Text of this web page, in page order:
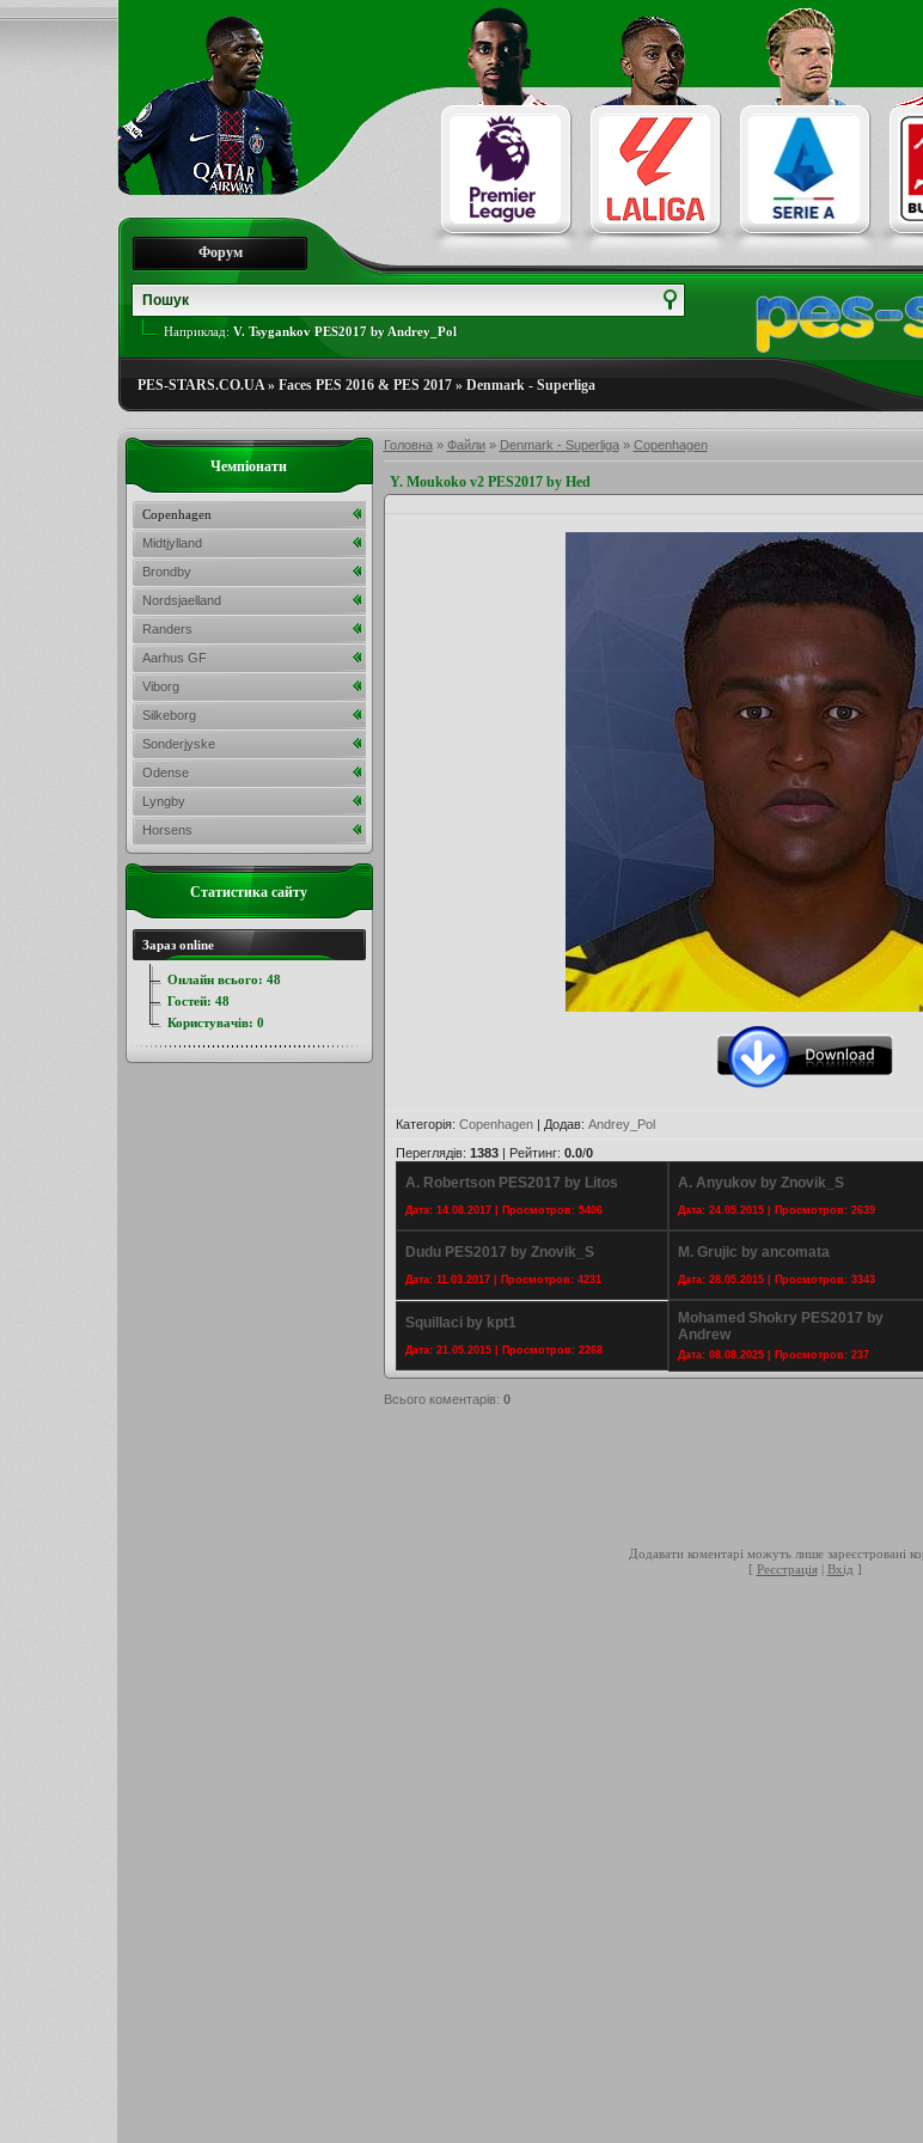
Форум
Наприклад: V. Tsygankov PES2017 by Andrey_Pol
PES-STARS.CO.UA» Faces PES 2016 & PES 2017» Denmark - Superliga
Головна» Файли» Denmark - Superliga» Copenhagen
Y. Moukoko v2 PES2017 by Hed
Категорія: Copenhagen| Додав: Andrey_Pol
Переглядів: 1383| Рейтинг: 0.0/0
A. Robertson PES2017 by Litos
Дата: 14.08.2017 | Просмотров: 5406
A. Anyukov by Znovik_S
Дата: 24.05.2015 | Просмотров: 2639
Dudu PES2017 by Znovik_S
Дата: 11.03.2017 | Просмотров: 4231
M. Grujic by ancomata
Дата: 28.05.2015 | Просмотров: 3343
Squillaci by kpt1
Дата: 21.05.2015 | Просмотров: 2268
Mohamed Shokry PES2017 by
Andrew
Дата: 08.08.2025 | Просмотров: 237
Всього коментарів: 0
Додавати коментарі можуть лише зареєстровані
[ Реєстрація| Вхід ]
Чемпіонати
Copenhagen
Midtjylland
Brondby
Nordsjaelland
Randers
Aarhus GF
Viborg
Silkeborg
Sonderjyske
Odense
Lyngby
Horsens
Статистика сайту
Зараз online
Онлайн всього: 48
Гостей: 48
Користувачів: 0